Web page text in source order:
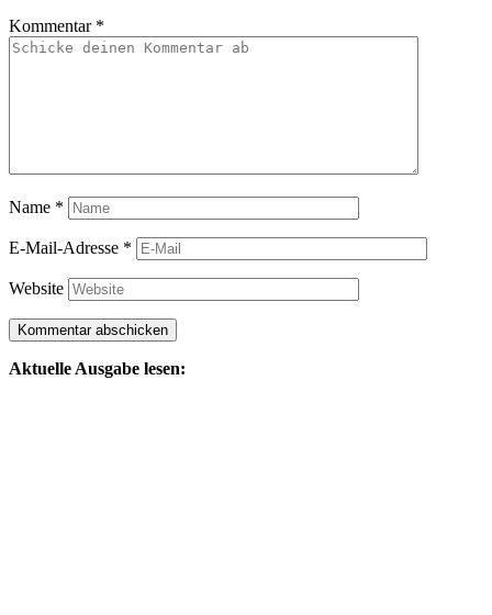
Kommentar *
Name *
E-Mail-Adresse *
Website
Aktuelle Ausgabe lesen: